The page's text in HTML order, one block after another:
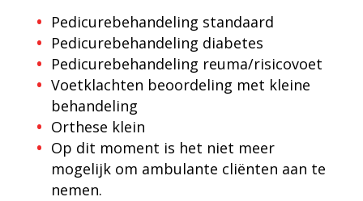
Pedicurebehandeling standaard
Pedicurebehandeling diabetes
Pedicurebehandeling reuma/risicovoet
Voetklachten beoordeling met kleine
behandeling
Orthese klein
Op dit moment is het niet meer
mogelijk om ambulante cliënten aan te
nemen.